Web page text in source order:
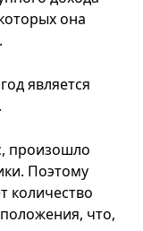
она
является
произошло
Поэтому
количество
что,